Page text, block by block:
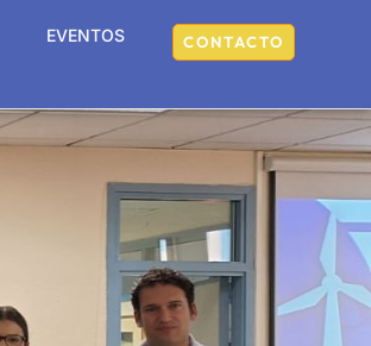
EVENTOS CONTACTO